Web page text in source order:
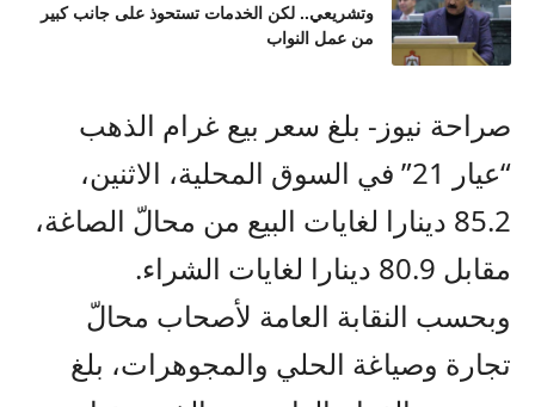
وتشريعي.. لكن الخدمات تستحوذ على جانب كبير
من عمل النواب
صراحة نيوز- بلغ سعر بيع غرام الذهب
“عيار 21” في السوق المحلية، الاثنين،
85.2 دينارا لغايات البيع من محالّ الصاغة،
مقابل 80.9 دينارا لغايات الشراء.
وبحسب النقابة العامة لأصحاب محالّ
تجارة وصياغة الحلي والمجوهرات، بلغ